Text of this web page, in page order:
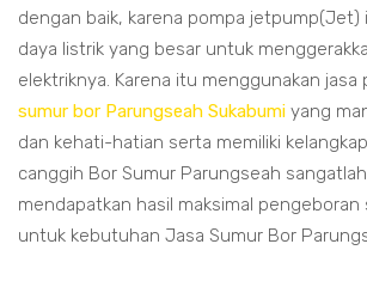
dengan baik, karena pompa jetpump(Jet)
daya listrik yang besar untuk
elektriknya. Karena itu menggunakan jasa
sumur bor Parungseah Sukabumi yang
dan kehati-hatian serta memiliki
canggih Bor Sumur Parungseah
mendapatkan hasil maksimal
untuk kebutuhan Jasa Sumur Bor